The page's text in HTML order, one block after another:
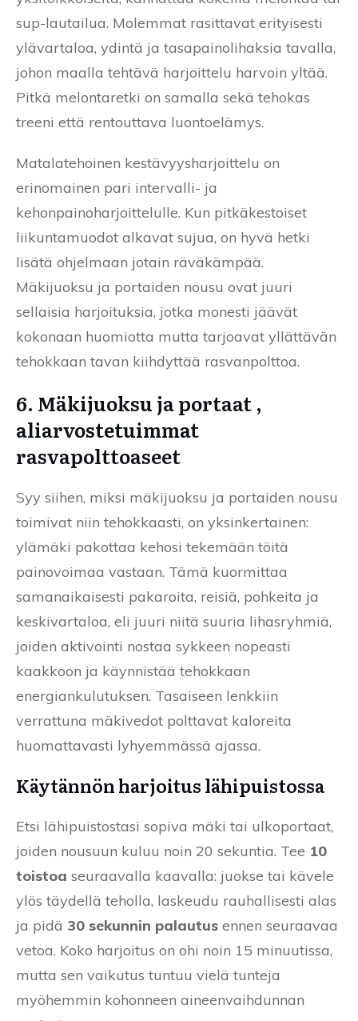
sup-lautailua. Molemmat rasittavat erityisesti
ylävartaloa, ydintä ja tasapainolihaksia tavalla,
johon maalla tehtävä harjoittelu harvoin yltää.
Pitkä melontaretki on samalla sekä tehokas
treeni että rentouttava luontoelämys.
Matalatehoinen kestävyysharjoittelu on
erinomainen pari intervalli- ja
kehonpainoharjoittelulle. Kun pitkäkestoiset
liikuntamuodot alkavat sujua, on hyvä hetki
lisätä ohjelmaan jotain räväkämpää.
Mäkijuoksu ja portaiden nousu ovat juuri
sellaisia harjoituksia, jotka monesti jäävät
kokonaan huomiotta mutta tarjoavat yllättävän
tehokkaan tavan kiihdyttää rasvanpolttoa.
6. Mäkijuoksu ja portaat ,
aliarvostetuimmat
rasvapolttoaseet
Syy siihen, miksi mäkijuoksu ja portaiden nousu
toimivat niin tehokkaasti, on yksinkertainen:
ylämäki pakottaa kehosi tekemään töitä
painovoimaa vastaan. Tämä kuormittaa
samanaikaisesti pakaroita, reisiä, pohkeita ja
keskivartaloa, eli juuri niitä suuria lihasryhmiä,
joiden aktivointi nostaa sykkeen nopeasti
kaakkoon ja käynnistää tehokkaan
energiankulutuksen. Tasaiseen lenkkiin
verrattuna mäkivedot polttavat kaloreita
huomattavasti lyhyemmässä ajassa.
Käytännön harjoitus lähipuistossa
Etsi lähipuistostasi sopiva mäki tai ulkoportaat,
joiden nousuun kuluu noin 20 sekuntia. Tee 10
toistoa seuraavalla kaavalla: juokse tai kävele
ylös täydellä teholla, laskeudu rauhallisesti alas
ja pidä 30 sekunnin palautus ennen seuraavaa
vetoa. Koko harjoitus on ohi noin 15 minuutissa,
mutta sen vaikutus tuntuu vielä tunteja
myöhemmin kohonneen aineenvaihdunnan